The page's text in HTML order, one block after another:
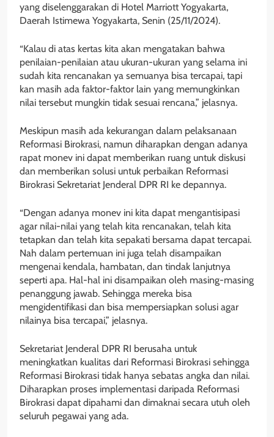
yang diselenggarakan di Hotel Marriott Yogyakarta,
Daerah Istimewa Yogyakarta, Senin (25/11/2024).
“Kalau di atas kertas kita akan mengatakan bahwa
penilaian-penilaian atau ukuran-ukuran yang selama ini
sudah kita rencanakan ya semuanya bisa tercapai, tapi
kan masih ada faktor-faktor lain yang memungkinkan
nilai tersebut mungkin tidak sesuai rencana,” jelasnya.
Meskipun masih ada kekurangan dalam pelaksanaan
Reformasi Birokrasi, namun diharapkan dengan adanya
rapat monev ini dapat memberikan ruang untuk diskusi
dan memberikan solusi untuk perbaikan Reformasi
Birokrasi Sekretariat Jenderal DPR RI ke depannya.
“Dengan adanya monev ini kita dapat mengantisipasi
agar nilai-nilai yang telah kita rencanakan, telah kita
tetapkan dan telah kita sepakati bersama dapat tercapai.
Nah dalam pertemuan ini juga telah disampaikan
mengenai kendala, hambatan, dan tindak lanjutnya
seperti apa. Hal-hal ini disampaikan oleh masing-masing
penanggung jawab. Sehingga mereka bisa
mengidentifikasi dan bisa mempersiapkan solusi agar
nilainya bisa tercapai,” jelasnya.
Sekretariat Jenderal DPR RI berusaha untuk
meningkatkan kualitas dari Reformasi Birokrasi sehingga
Reformasi Birokrasi tidak hanya sebatas angka dan nilai.
Diharapkan proses implementasi daripada Reformasi
Birokrasi dapat dipahami dan dimaknai secara utuh oleh
seluruh pegawai yang ada.